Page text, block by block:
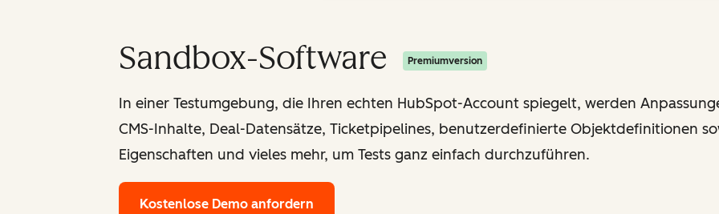
Sandbox-Software Premiumversion
In einer Testumgebung, die Ihren echten HubSpot-Account spiegelt, werden
CMS-Inhalte, Deal-Datensätze, Ticketpipelines, benutzerdefinierte Objektdefinitionen
Eigenschaften und vieles mehr, um Tests ganz einfach durchzuführen.
Kostenlose Demo anfordern